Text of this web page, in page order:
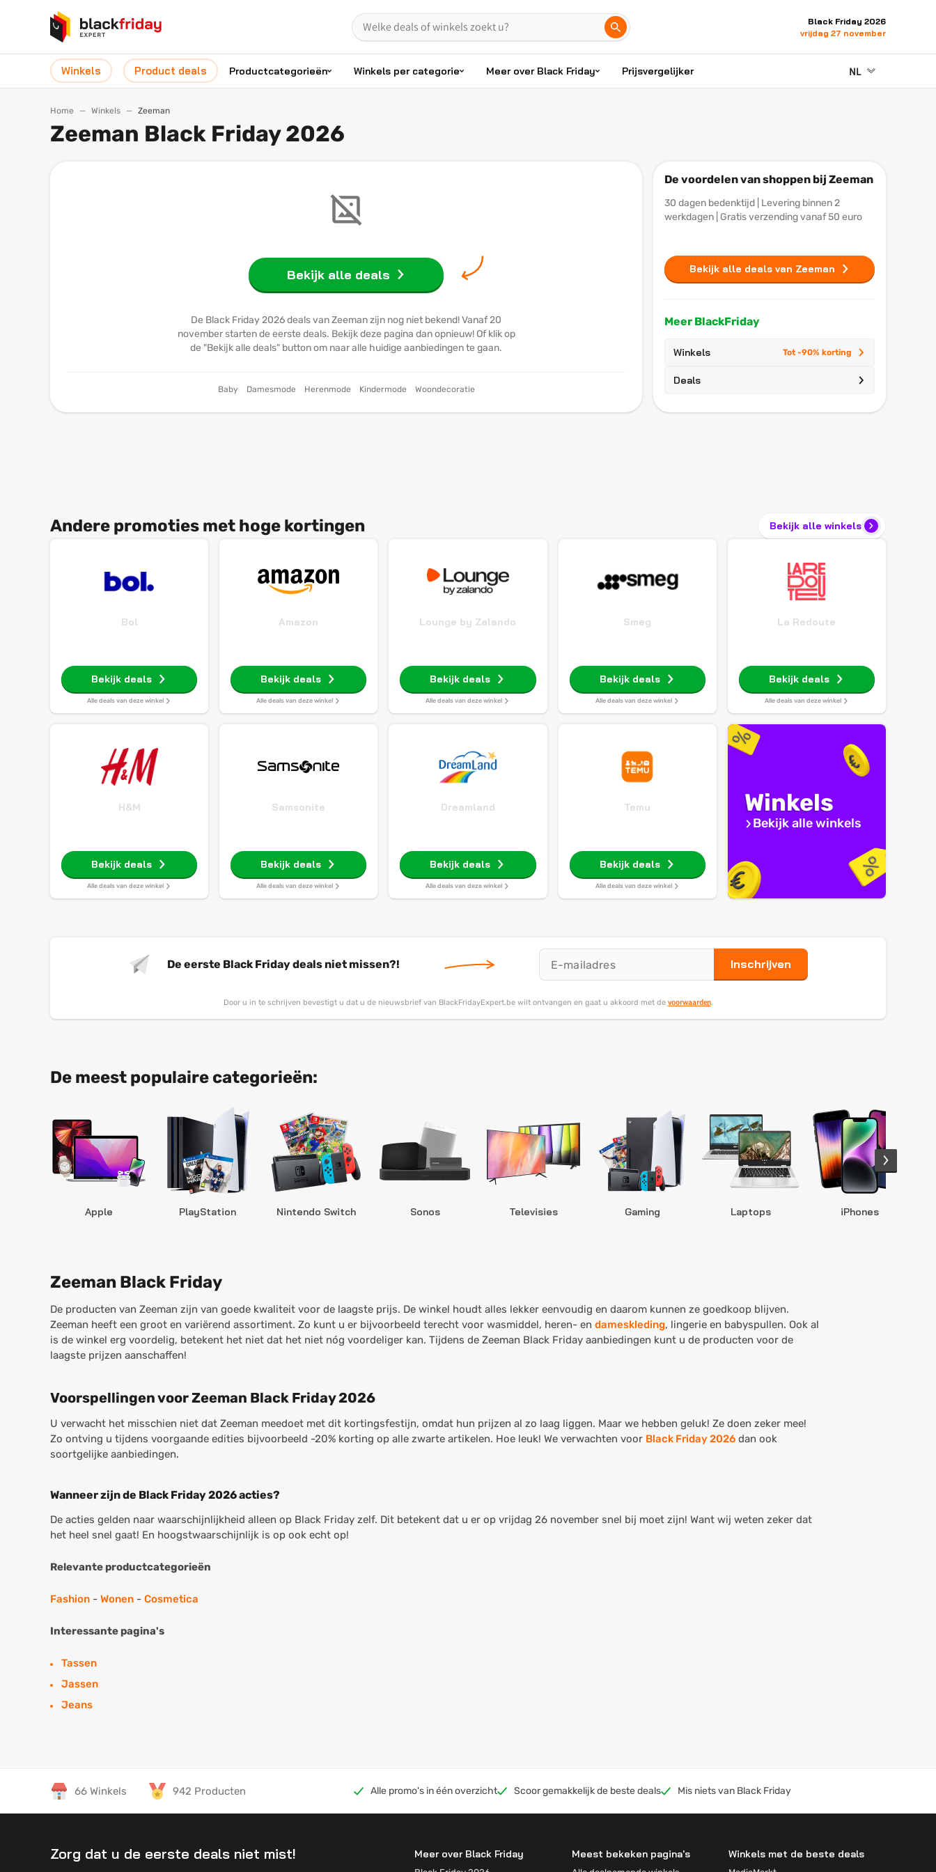
Black Friday 2026
vrijdag 27 november
Winkels Product deals Productcategorieën Winkels per categorie Meer over Black Friday Prijsvergelijker NL
Home Winkels Zeeman
Zeeman Black Friday 2026
Bekijk alle deals
De Black Friday 2026 deals van Zeeman zijn nog niet bekend! Vanaf 20
november starten de eerste deals. Bekijk deze pagina dan opnieuw! Of klik op
de "Bekijk alle deals" button om naar alle huidige aanbiedingen te gaan.
Baby Damesmode Herenmode Kindermode Woondecoratie
De voordelen van shoppen bij Zeeman
30 dagen bedenktijd | Levering binnen 2
werkdagen | Gratis verzending vanaf 50 euro
Bekijk alle deals van Zeeman
Meer BlackFriday
Winkels Tot -90% korting
Deals
Andere promoties met hoge kortingen Bekijk alle winkels
Bol
Bekijk deals
Alle deals van deze winkel
Amazon
Bekijk deals
Alle deals van deze winkel
Lounge by Zalando
Bekijk deals
Alle deals van deze winkel
Smeg
Bekijk deals
Alle deals van deze winkel
La Redoute
Bekijk deals
Alle deals van deze winkel
H&M
Bekijk deals
Alle deals van deze winkel
Samsonite
Bekijk deals
Alle deals van deze winkel
Dreamland
Bekijk deals
Alle deals van deze winkel
Temu
Bekijk deals
Alle deals van deze winkel
Winkels
Bekijk alle winkels
De eerste Black Friday deals niet missen?! Inschrijven
Door u in te schrijven bevestigt u dat u de nieuwsbrief van BlackFridayExpert.be wilt ontvangen en gaat u akkoord met de voorwaarden.
De meest populaire categorieën:
Apple PlayStation Nintendo Switch Sonos Televisies Gaming Laptops iPhones
Zeeman Black Friday
De producten van Zeeman zijn van goede kwaliteit voor de laagste prijs. De winkel houdt alles lekker eenvoudig en daarom kunnen ze goedkoop blijven.
Zeeman heeft een groot en variërend assortiment. Zo kunt u er bijvoorbeeld terecht voor wasmiddel, heren- en dameskleding, lingerie en babyspullen. Ook al
is de winkel erg voordelig, betekent het niet dat het niet nóg voordeliger kan. Tijdens de Zeeman Black Friday aanbiedingen kunt u de producten voor de
laagste prijzen aanschaffen!
Voorspellingen voor Zeeman Black Friday 2026
U verwacht het misschien niet dat Zeeman meedoet met dit kortingsfestijn, omdat hun prijzen al zo laag liggen. Maar we hebben geluk! Ze doen zeker mee!
Zo ontving u tijdens voorgaande edities bijvoorbeeld -20% korting op alle zwarte artikelen. Hoe leuk! We verwachten voor Black Friday 2026 dan ook
soortgelijke aanbiedingen.
Wanneer zijn de Black Friday 2026 acties?
De acties gelden naar waarschijnlijkheid alleen op Black Friday zelf. Dit betekent dat u er op vrijdag 26 november snel bij moet zijn! Want wij weten zeker dat
het heel snel gaat! En hoogstwaarschijnlijk is op ook echt op!
Relevante productcategorieën
Fashion - Wonen - Cosmetica
Interessante pagina's
Tassen
Jassen
Jeans
66 Winkels 942 Producten Alle promo's in één overzicht Scoor gemakkelijk de beste deals Mis niets van Black Friday
Zorg dat u de eerste deals niet mist! Meer over Black Friday Meest bekeken pagina's Winkels met de beste deals